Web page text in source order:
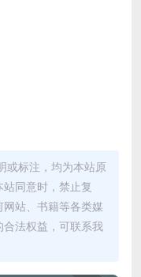
或标注，均为本站原
同意时，禁止复
站、书籍等各类媒
法权益，可联系我